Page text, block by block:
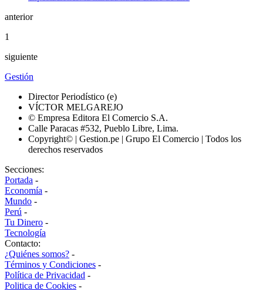
anterior
1
siguiente
Gestión
Director Periodístico (e)
VÍCTOR MELGAREJO
© Empresa Editora El Comercio S.A.
Calle Paracas #532, Pueblo Libre, Lima.
Copyright© | Gestion.pe | Grupo El Comercio | Todos los
derechos reservados
Secciones:
Portada -
Economía -
Mundo -
Perú -
Tu Dinero -
Tecnología
Contacto:
¿Quiénes somos? -
Términos y Condiciones -
Política de Privacidad -
Politica de Cookies -